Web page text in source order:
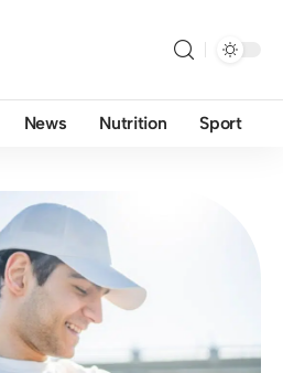
News Nutrition Sport